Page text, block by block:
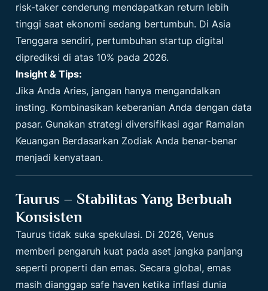
risk-taker cenderung mendapatkan return lebih
tinggi saat ekonomi sedang bertumbuh. Di Asia
Tenggara sendiri, pertumbuhan startup digital
diprediksi di atas 10% pada 2026.
Insight & Tips:
Jika Anda Aries, jangan hanya mengandalkan
insting. Kombinasikan keberanian Anda dengan data
pasar. Gunakan strategi diversifikasi agar Ramalan
Keuangan Berdasarkan Zodiak Anda benar-benar
menjadi kenyataan.
Taurus – Stabilitas Yang Berbuah
Konsisten
Taurus tidak suka spekulasi. Di 2026, Venus
memberi pengaruh kuat pada aset jangka panjang
seperti properti dan emas. Secara global, emas
masih dianggap safe haven ketika inflasi dunia